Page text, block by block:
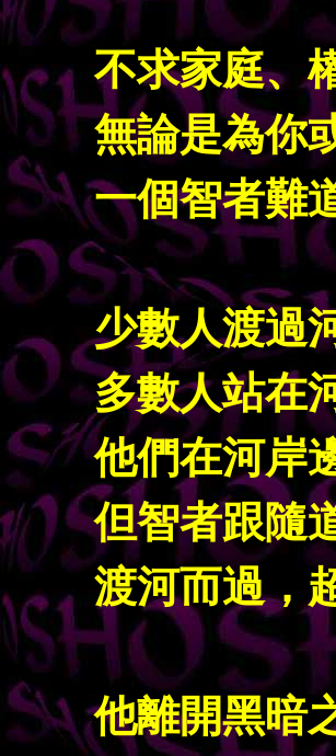
不求家庭、
無論是為你
一個智者難
少數人渡過
多數人站在
他們在河岸
但智者跟隨
渡河而過，
他離開黑暗